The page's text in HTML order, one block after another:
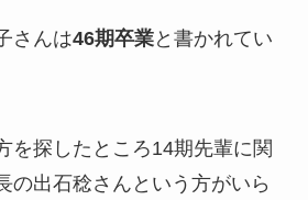
さんは46期卒業と書かれてい
を探したところ14期先輩に関
の出石稔さんという方がいら